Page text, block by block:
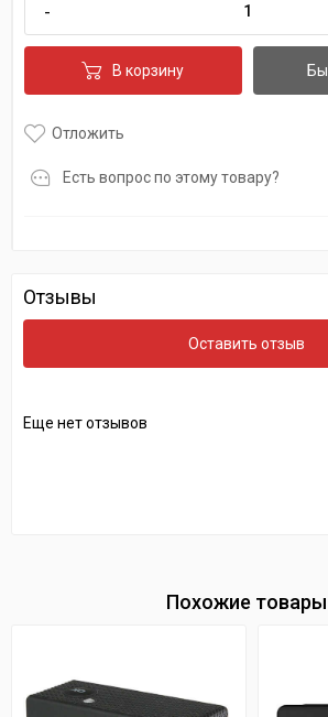
-
В корзину
Отложить
Есть вопрос по этому товару?
Отзывы
Оставить отзыв
Еще нет отзывов
Похожие товары